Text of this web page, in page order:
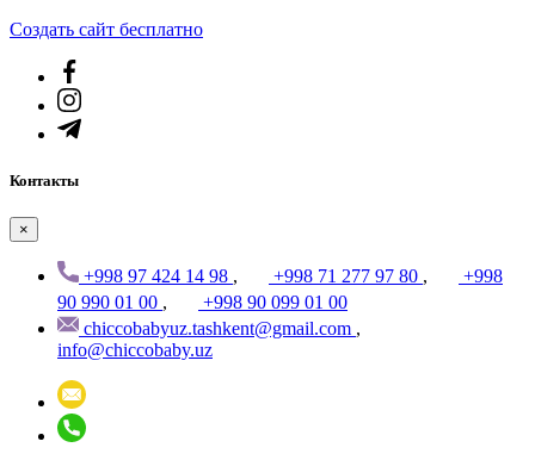
Создать cайт бесплатно
Контакты
×
+998 97 424 14 98 , +998 71 277 97 80 ,
+998
90 990 01 00 ,
+998 90 099 01 00
chiccobabyuz.tashkent@gmail.com ,
info@chiccobaby.uz